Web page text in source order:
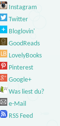
Instagram
Twitter
Bloglovin'
GoodReads
LovelyBooks
Pinterest
Google+
Was liest du?
e-Mail
RSS Feed